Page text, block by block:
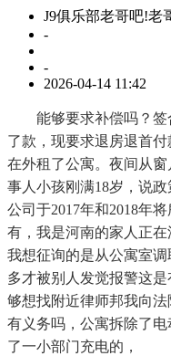
J9俱乐部老哥吧!老
-
-
2026-04-14 11:42
能够要求补偿吗？签
了款，现要求退房退首
在外租了公寓。夜间从
事人小孩刚满18岁，说
公司于2017年和2018年
有，我是河南的家人正
我想征询的是从公寓室
多才被别人发觉报警这
够想找附近律师邦我向
有义务吗，公寓拆除了
了一小部门充电的，